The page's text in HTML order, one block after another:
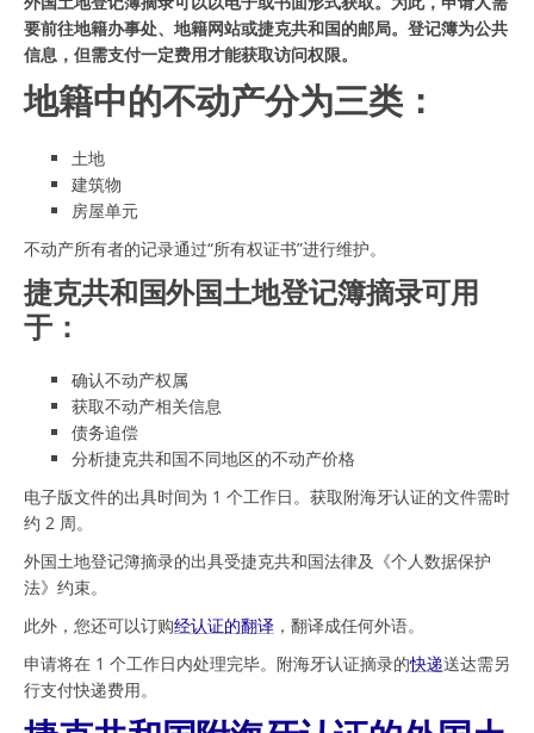
要前往地籍办事处、地籍网站或捷克共和国的邮局。登记簿为公共
信息，但需支付一定费用才能获取访问权限。
地籍中的不动产分为三类：
土地
建筑物
房屋单元
不动产所有者的记录通过“所有权证书”进行维护。
捷克共和国外国土地登记簿摘录可用
于：
确认不动产权属
获取不动产相关信息
债务追偿
分析捷克共和国不同地区的不动产价格
电子版文件的出具时间为 1 个工作日。获取附海牙认证的文件需时
约 2 周。
外国土地登记簿摘录的出具受捷克共和国法律及《个人数据保护
法》约束。
此外，您还可以订购经认证的翻译 ，翻译成任何外语。
申请将在 1 个工作日内处理完毕。附海牙认证摘录的快递送达需另
行支付快递费用。